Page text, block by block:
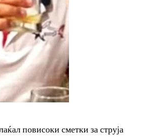
повисоки сметки за струја